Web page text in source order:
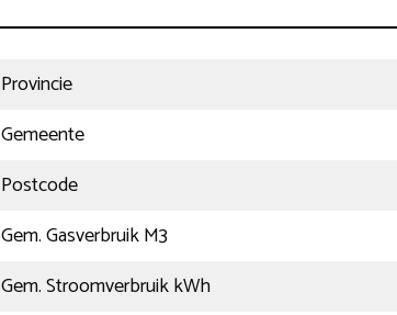
Provincie
Gemeente
Postcode
Gem. Gasverbruik M3
Gem. Stroomverbruik kWh